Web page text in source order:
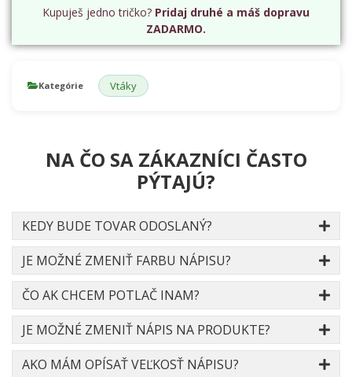
Kupuješ jedno tričko? Pridaj druhé a máš dopravu
ZADARMO.
Kategórie Vtáky
NA ČO SA ZÁKAZNÍCI ČASTO
PÝTAJÚ?
KEDY BUDE TOVAR ODOSLANÝ?
JE MOŽNÉ ZMENIŤ FARBU NÁPISU?
ČO AK CHCEM POTLAČ INAM?
JE MOŽNÉ ZMENIŤ NÁPIS NA PRODUKTE?
AKO MÁM OPÍSAŤ VEĽKOSŤ NÁPISU?